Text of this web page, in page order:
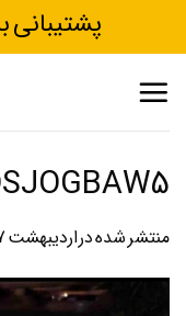
پشتیبانی بله/
منتشر شده دراردیبهشت 7, 1401